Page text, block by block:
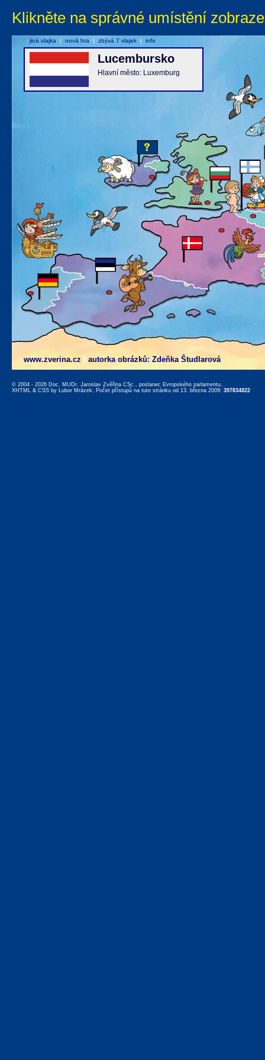
Klikněte na správné umístění
www.zverina.cz autorka obrázků: Zdeňka Študlarová
Lucembursko
Hlavní město: Luxemburg
jiná vlajka | nová hra | zbývá 7 vlajek | info
© 2004 - 2026 Doc. MUDr. Jaroslav Zvěřina CSc., poslanec Evropského parlamentu,
XHTML & CSS by Lubor Mrázek. Počet přístupů na tuto stránku od 13. března 2009: 397834822